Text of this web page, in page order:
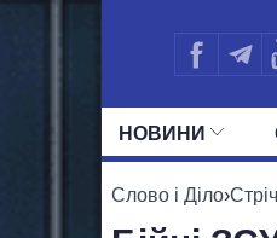
НОВИНИ
Слово і Діло›